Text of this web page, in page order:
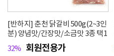
[반하지] 춘천 닭갈비 500g(2~3인
분) 양념맛/간장맛/소금맛 3종 택1
32% 회원전용가